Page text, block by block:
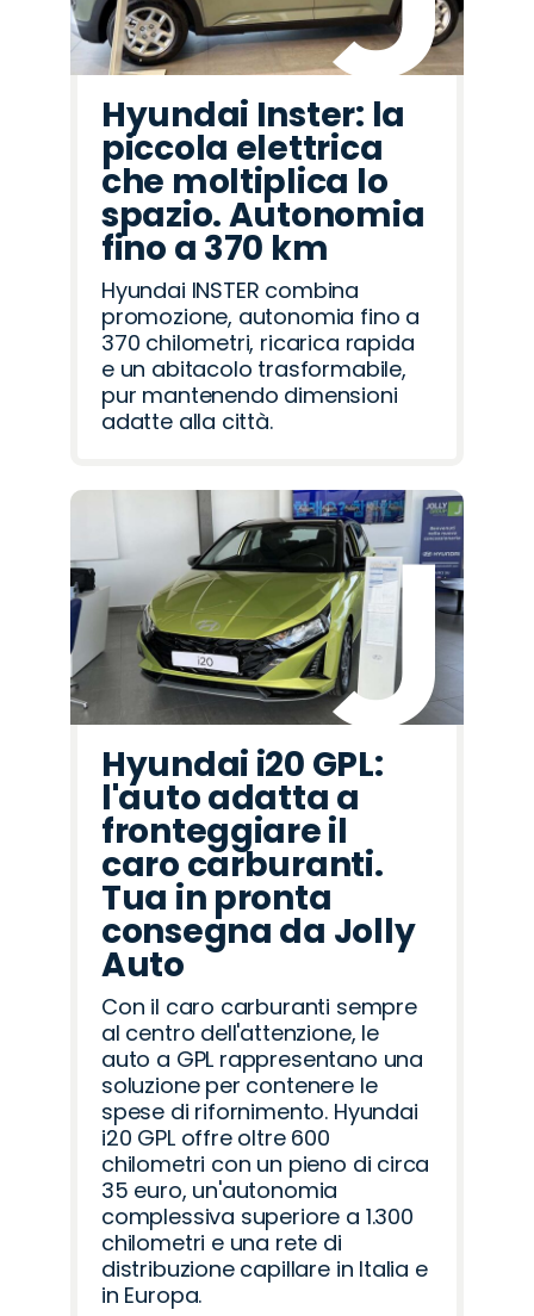
Hyundai Inster: la
piccola elettrica
che moltiplica lo
spazio. Autonomia
fino a 370 km
Hyundai INSTER combina
promozione, autonomia fino a
370 chilometri, ricarica rapida
e un abitacolo trasformabile,
pur mantenendo dimensioni
adatte alla città.
Hyundai i20 GPL:
l'auto adatta a
fronteggiare il
caro carburanti.
Tua in pronta
consegna da Jolly
Auto
Con il caro carburanti sempre
al centro dell'attenzione, le
auto a GPL rappresentano una
soluzione per contenere le
spese di rifornimento. Hyundai
i20 GPL offre oltre 600
chilometri con un pieno di circa
35 euro, un'autonomia
complessiva superiore a 1.300
chilometri e una rete di
distribuzione capillare in Italia e
in Europa.